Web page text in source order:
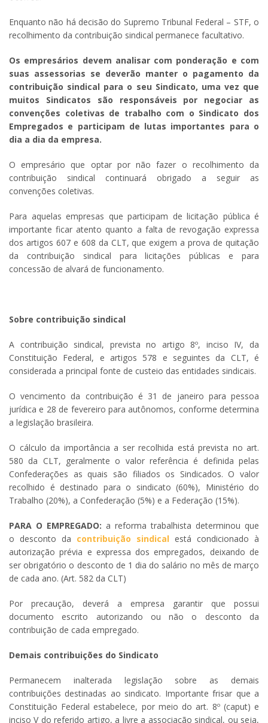
Enquanto não há decisão do Supremo Tribunal Federal – STF, o
recolhimento da contribuição sindical permanece facultativo.
Os empresários devem analisar com ponderação e com
suas assessorias se deverão manter o pagamento da
contribuição sindical para o seu Sindicato, uma vez que
muitos Sindicatos são responsáveis por negociar as
convenções coletivas de trabalho com o Sindicato dos
Empregados e participam de lutas importantes para o
dia a dia da empresa.
O empresário que optar por não fazer o recolhimento da
contribuição sindical continuará obrigado a seguir as
convenções coletivas.
Para aquelas empresas que participam de licitação pública é
importante ficar atento quanto a falta de revogação expressa
dos artigos 607 e 608 da CLT, que exigem a prova de quitação
da contribuição sindical para licitações públicas e para
concessão de alvará de funcionamento.
Sobre contribuição sindical
A contribuição sindical, prevista no artigo 8º, inciso IV, da
Constituição Federal, e artigos 578 e seguintes da CLT, é
considerada a principal fonte de custeio das entidades sindicais.
O vencimento da contribuição é 31 de janeiro para pessoa
jurídica e 28 de fevereiro para autônomos, conforme determina
a legislação brasileira.
O cálculo da importância a ser recolhida está prevista no art.
580 da CLT, geralmente o valor referência é definida pelas
Confederações as quais são filiados os Sindicados. O valor
recolhido é destinado para o sindicato (60%), Ministério do
Trabalho (20%), a Confederação (5%) e a Federação (15%).
PARA O EMPREGADO: a reforma trabalhista determinou que
o desconto da contribuição sindical está condicionado à
autorização prévia e expressa dos empregados, deixando de
ser obrigatório o desconto de 1 dia do salário no mês de março
de cada ano. (Art. 582 da CLT)
Por precaução, deverá a empresa garantir que possui
documento escrito autorizando ou não o desconto da
contribuição de cada empregado.
Demais contribuições do Sindicato
Permanecem inalterada legislação sobre as demais
contribuições destinadas ao sindicato. Importante frisar que a
Constituição Federal estabelece, por meio do art. 8º (caput) e
inciso V do referido artigo, a livre a associação sindical, ou seja,